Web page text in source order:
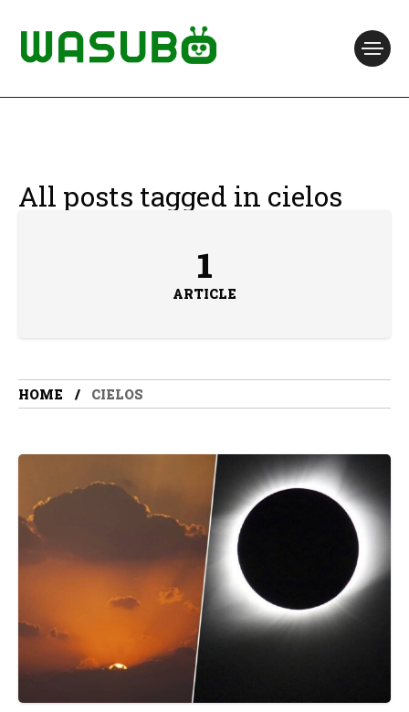
All posts tagged in cielos
1
ARTICLE
HOME CIELOS